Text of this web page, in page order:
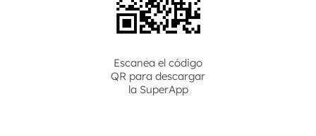
Escanea el código
QR para descargar
la SuperApp